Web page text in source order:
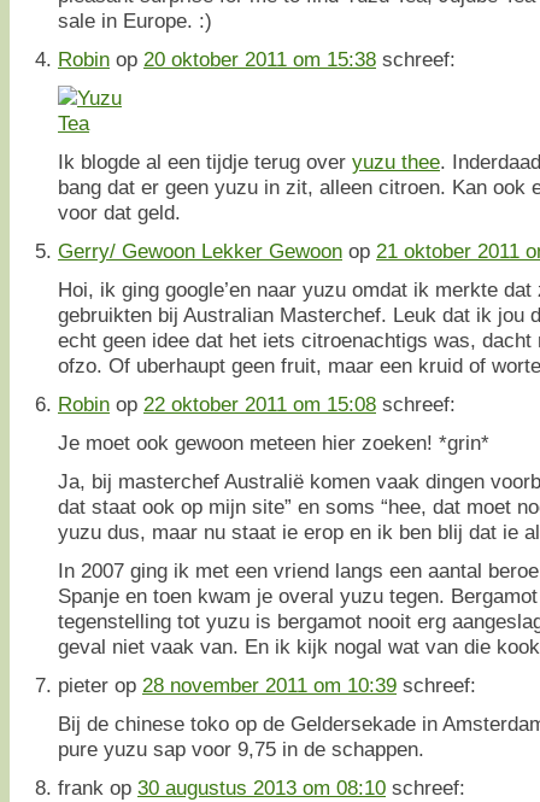
sale in Europe. :)
Robin op 20 oktober 2011 om 15:38 schreef:
Ik blogde al een tijdje terug over yuzu thee.
bang dat er geen yuzu in zit, alleen citroen. Kan ook
voor dat geld.
Gerry/ Gewoon Lekker Gewoon op 21 oktober 2011
Hoi, ik ging google’en naar yuzu omdat ik merkte
gebruikten bij Australian Masterchef. Leuk dat ik jou
echt geen idee dat het iets citroenachtigs was, dacht
ofzo. Of uberhaupt geen fruit, maar een kruid of
Robin op 22 oktober 2011 om 15:08 schreef:
Je moet ook gewoon meteen hier zoeken! *grin*
Ja, bij masterchef Australië komen vaak dingen
dat staat ook op mijn site” en soms “hee, dat moet
yuzu dus, maar nu staat ie erop en ik ben blij dat ie
In 2007 ging ik met een vriend langs een aantal
Spanje en toen kwam je overal yuzu tegen.
tegenstelling tot yuzu is bergamot nooit erg
geval niet vaak van. En ik kijk nogal wat van die
pieter op 28 november 2011 om 10:39 schreef:
Bij de chinese toko op de Geldersekade in
pure yuzu sap voor 9,75 in de schappen.
frank op 30 augustus 2013 om 08:10 schreef: